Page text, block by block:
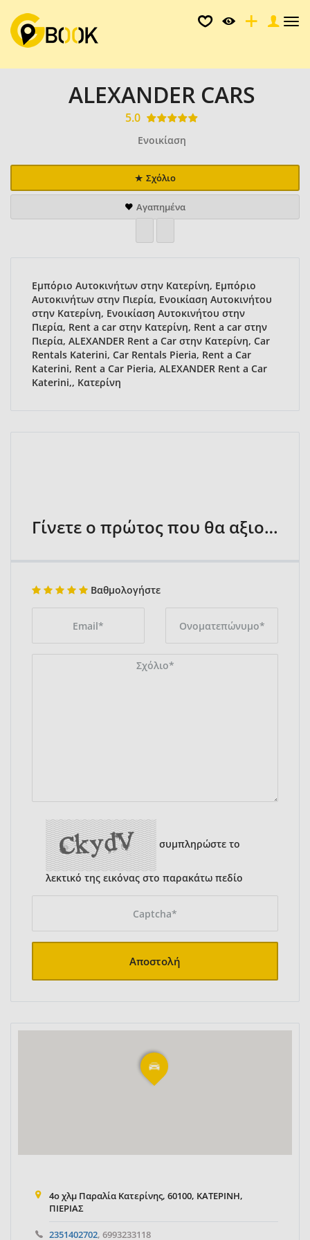
ALEXANDER CARS
5.0
Ενοικίαση
Σχόλιο
Αγαπημένα
Εμπόριο Αυτοκινήτων στην Κατερίνη, Εμπόριο
Αυτοκινήτων στην Πιερία, Ενοικίαση Αυτοκινήτου
στην Κατερίνη, Ενοικίαση Αυτοκινήτου στην
Πιερία, Rent a car στην Κατερίνη, Rent a car στην
Πιερία, ALEXANDER Rent a Car στην Κατερίνη, Car
Rentals Katerini, Car Rentals Pieria, Rent a Car
Katerini, Rent a Car Pieria, ALEXANDER Rent a Car
Katerini,, Κατερίνη
Γίνετε ο πρώτος που θα αξιολογήσει
Βαθμολογήστε
συμπληρώστε το
λεκτικό της εικόνας στο παρακάτω πεδίο
Αποστολή
4ο χλμ Παραλία Κατερίνης, 60100, ΚΑΤΕΡΙΝΗ,
ΠΙΕΡΙΑΣ
2351402702, 6993233118